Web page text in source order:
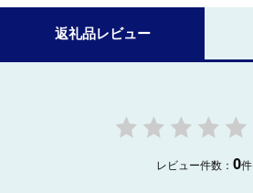
返礼品レビュー
レビュー件数：0件